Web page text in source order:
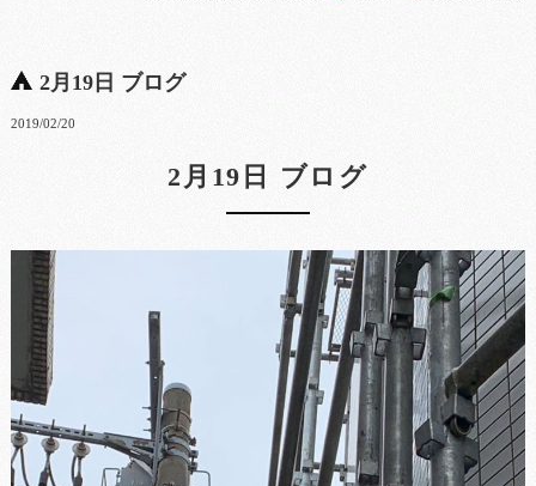
2月19日 ブログ
2019/02/20
2月19日 ブログ